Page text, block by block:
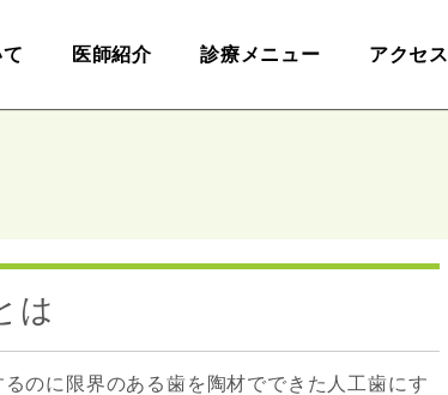
医師紹介 診療メニュー アクセス
は
のに限界のある歯を陶材でできた人工歯にす